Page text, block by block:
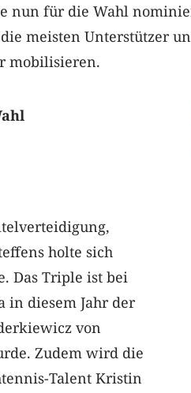
nun für die Wahl
meisten Unterstützer
mobilisieren.
holte sich
Das Triple ist bei
in diesem Jahr der
von
Zudem wird die
Talent Kristin